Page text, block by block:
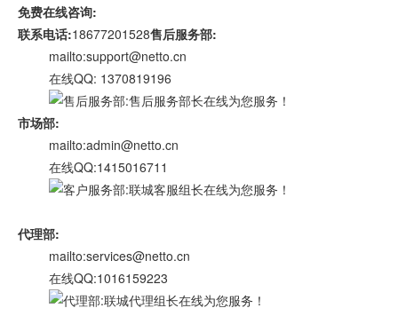
免费在线咨询:
联系电话:18677201528售后服务部:
mailto:support@netto.cn
在线QQ: 1370819196
市场部:
mailto:admin@netto.cn
在线QQ:1415016711
代理部:
mailto:services@netto.cn
在线QQ:1016159223